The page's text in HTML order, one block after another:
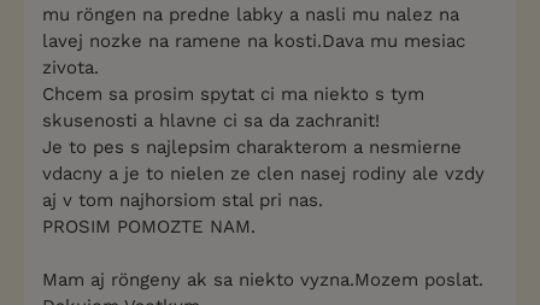
mu röngen na predne labky a nasli mu nalez na
lavej nozke na ramene na kosti.Dava mu mesiac
zivota.
Chcem sa prosim spytat ci ma niekto s tym
skusenosti a hlavne ci sa da zachranit!
Je to pes s najlepsim charakterom a nesmierne
vdacny a je to nielen ze clen nasej rodiny ale vzdy
aj v tom najhorsiom stal pri nas.
PROSIM POMOZTE NAM.
Mam aj röngeny ak sa niekto vyzna.Mozem poslat.